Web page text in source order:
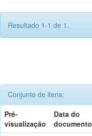
Resultado 1-1 de 1.
Conjunto de itens:
Pré-
visualização
Data do
documento